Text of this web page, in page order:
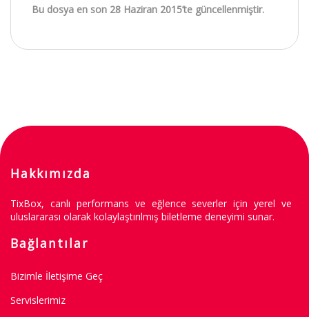
Bu dosya en son 28 Haziran 2015’te güncellenmiştir.
Hakkımızda
TixBox, canlı performans ve eğlence severler için yerel ve
uluslararası olarak kolaylaştırılmış biletleme deneyimi sunar.
Bağlantılar
Bizimle İletişime Geç
Servislerimiz